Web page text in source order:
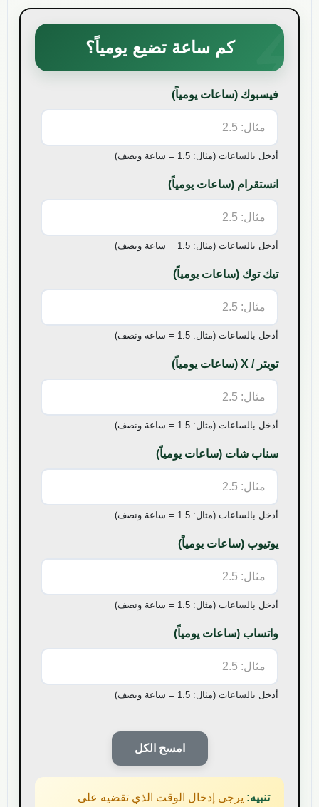
كم ساعة تضيع يومياً؟
فيسبوك (ساعات يومياً)
أدخل بالساعات (مثال: 1.5 = ساعة ونصف)
انستقرام (ساعات يومياً)
أدخل بالساعات (مثال: 1.5 = ساعة ونصف)
تيك توك (ساعات يومياً)
أدخل بالساعات (مثال: 1.5 = ساعة ونصف)
تويتر / X (ساعات يومياً)
أدخل بالساعات (مثال: 1.5 = ساعة ونصف)
سناب شات (ساعات يومياً)
أدخل بالساعات (مثال: 1.5 = ساعة ونصف)
يوتيوب (ساعات يومياً)
أدخل بالساعات (مثال: 1.5 = ساعة ونصف)
واتساب (ساعات يومياً)
أدخل بالساعات (مثال: 1.5 = ساعة ونصف)
امسح الكل
تنبيه: يرجى إدخال الوقت الذي تقضيه على